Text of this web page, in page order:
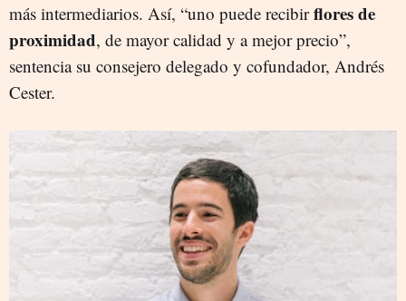
más intermediarios. Así, “uno puede recibirflores de
proximidad, de mayor calidad y a mejor precio”,
sentencia su consejero delegado y cofundador, Andrés
Cester.